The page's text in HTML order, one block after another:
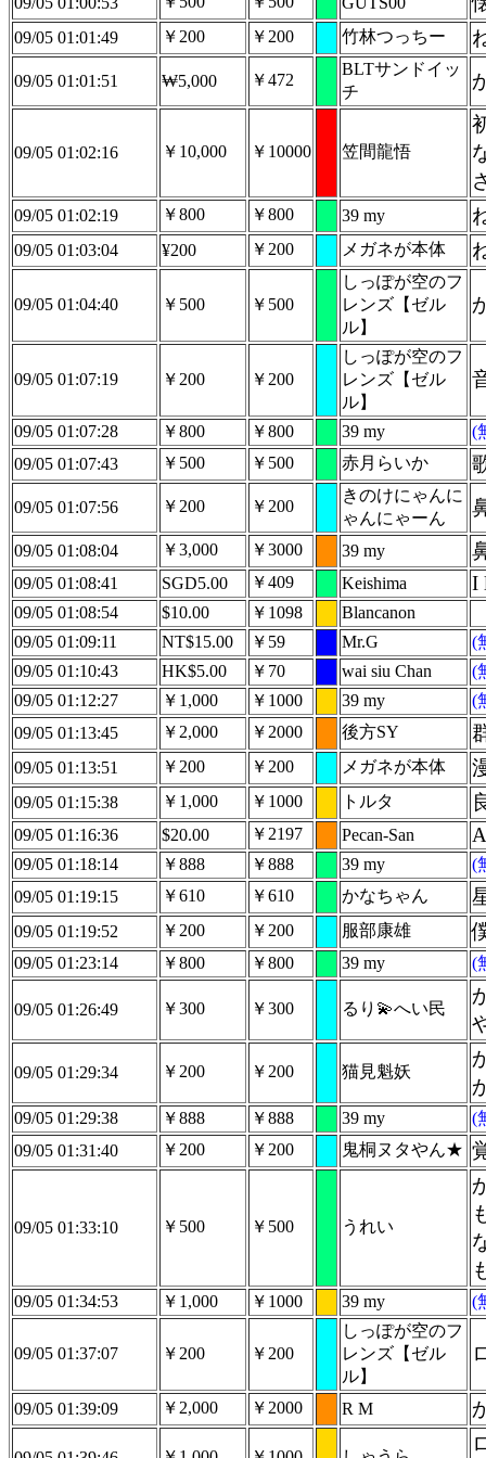
09/05 01:01:49 ￥200 ￥200 竹林つっちー
09/05 01:01:51 ₩5,000 ￥472
BLTサンドイッ
チ
09/05 01:02:16 ￥10,000 ￥10000 笠間龍悟
09/05 01:02:19 ￥800 ￥800 39 my
09/05 01:03:04 ¥200 ￥200 メガネが本体
09/05 01:04:40 ￥500 ￥500
しっぽが空のフ
レンズ【ゼル
ル】
09/05 01:07:19 ￥200 ￥200
しっぽが空のフ
レンズ【ゼル
ル】
09/05 01:07:28 ￥800 ￥800 39 my
(
09/05 01:07:43
￥500 ￥500 赤月らいか
09/05 01:07:56 ￥200 ￥200
きのけにゃんに
ゃんにゃーん
09/05 01:08:04 ￥3,000 ￥3000 39 my
09/05 01:08:41 SGD5.00 ￥409 Keishima I
09/05 01:08:54 $10.00 ￥1098
Blancanon
09/05 01:09:11
NT$15.00 ￥59 Mr.G
(
09/05 01:10:43
HK$5.00 ￥70 wai siu Chan
(
09/05 01:12:27
￥1,000 ￥1000 39 my
(
09/05 01:13:45
￥2,000 ￥2000 後方SY
09/05 01:13:51 ￥200 ￥200 メガネが本体
09/05 01:15:38 ￥1,000 ￥1000 トルタ
09/05 01:16:36 $20.00 ￥2197 Pecan-San
09/05 01:18:14 ￥888 ￥888 39 my
(
09/05 01:19:15
￥610 ￥610 かなちゃん
09/05 01:19:52 ￥200 ￥200 服部康雄
09/05 01:23:14 ￥800 ￥800 39 my (
09/05 01:26:49 ￥300 ￥300 るり💫へい民
09/05 01:29:34 ￥200 ￥200 猫見魁妖
09/05 01:29:38 ￥888 ￥888 39 my
(
09/05 01:31:40
￥200 ￥200 鬼桐ヌタやん★
09/05 01:33:10 ￥500 ￥500 うれい
09/05 01:34:53 ￥1,000 ￥1000 39 my (
09/05 01:37:07 ￥200 ￥200
しっぽが空のフ
レンズ【ゼル
ル】
09/05 01:39:09 ￥2,000 ￥2000 R M